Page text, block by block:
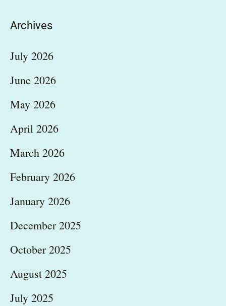
Archives
July 2026
June 2026
May 2026
April 2026
March 2026
February 2026
January 2026
December 2025
October 2025
August 2025
July 2025